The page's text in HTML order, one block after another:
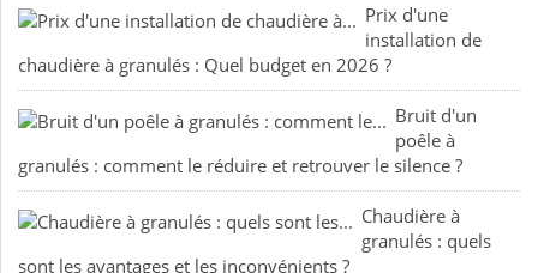
Prix d'une
installation de
chaudière à granulés : Quel budget en 2026 ?
Bruit d'un
poêle à
granulés : comment le réduire et retrouver le silence ?
Chaudière à
granulés : quels
sont les avantages et les inconvénients ?